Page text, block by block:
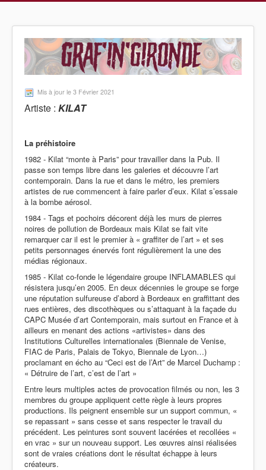
Mis à jour le 3 Février 2021
Artiste : KILAT
La préhistoire
1982 - Kilat “monte à Paris” pour travailler dans la Pub. Il
passe son temps libre dans les galeries et découvre l’art
contemporain. Dans la rue et dans le métro, les premiers
artistes de rue commencent à faire parler d’eux. Kilat s’essaie
à la bombe aérosol.
1984 - Tags et pochoirs décorent déjà les murs de pierres
noires de pollution de Bordeaux mais Kilat se fait vite
remarquer car il est le premier à « graffiter de l’art » et ses
petits personnages énervés font régulièrement la une des
médias régionaux.
1985 - Kilat co-fonde le légendaire groupe INFLAMABLES qui
résistera jusqu’en 2005. En deux décennies le groupe se forge
une réputation sulfureuse d’abord à Bordeaux en graffittant des
rues entières, des discothèques ou s’attaquant à la façade du
CAPC Musée d’art Contemporain, mais surtout en France et à
ailleurs en menant des actions «artivistes» dans des
Institutions Culturelles internationales (Biennale de Venise,
FIAC de Paris, Palais de Tokyo, Biennale de Lyon…)
proclamant en écho au “Ceci est de l’Art” de Marcel Duchamp :
« Détruire de l’art, c’est de l’art »
Entre leurs multiples actes de provocation filmés ou non, les 3
membres du groupe appliquent cette règle à leurs propres
productions. Ils peignent ensemble sur un support commun, «
se repassant » sans cesse et sans respecter le travail du
précédent. Les peintures sont souvent lacérées et recollées «
en vrac » sur un nouveau support. Les œuvres ainsi réalisées
sont de vraies créations dont le résultat échappe à leurs
créateurs.